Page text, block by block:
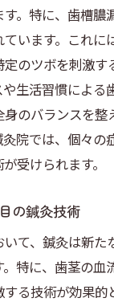
。特に、歯槽膿
います。これに
のツボを刺激す
生活習慣による
のバランスを整
院では、個々の
受けられます。
の鍼灸技術
て、鍼灸は新た
特に、歯茎の血
る技術が効果的